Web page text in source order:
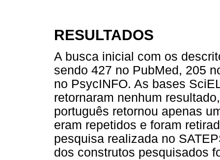
RESULTADOS
A busca inicial com os
sendo 427 no PubMed, 205
no PsycINFO. As bases
retornaram nenhum
português retornou apenas
eram repetidos e foram
pesquisa realizada no
dos construtos pesquisados